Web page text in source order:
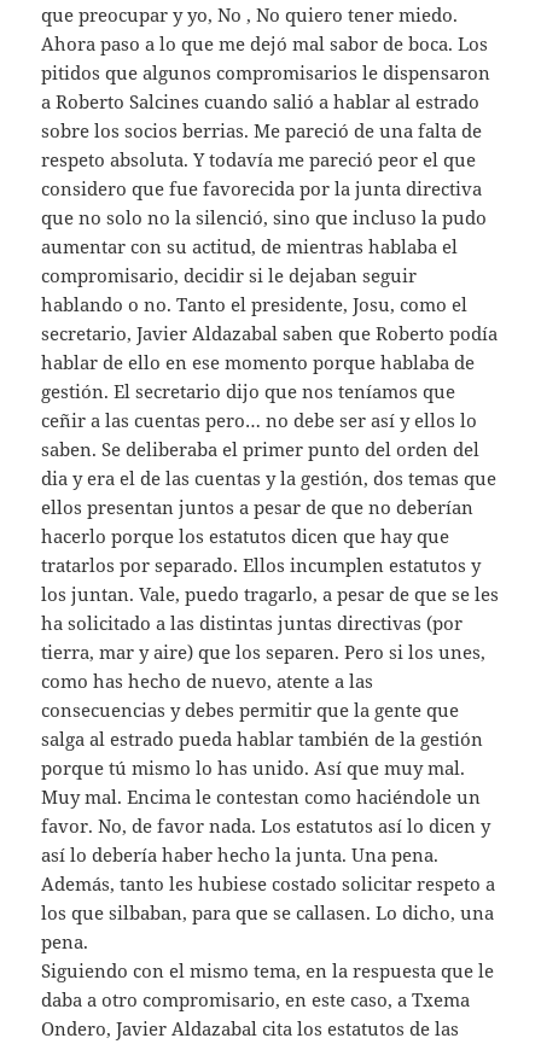
que preocupar y yo, No , No quiero tener miedo.
Ahora paso a lo que me dejó mal sabor de boca. Los
pitidos que algunos compromisarios le dispensaron
a Roberto Salcines cuando salió a hablar al estrado
sobre los socios berrias. Me pareció de una falta de
respeto absoluta. Y todavía me pareció peor el que
considero que fue favorecida por la junta directiva
que no solo no la silenció, sino que incluso la pudo
aumentar con su actitud, de mientras hablaba el
compromisario, decidir si le dejaban seguir
hablando o no. Tanto el presidente, Josu, como el
secretario, Javier Aldazabal saben que Roberto podía
hablar de ello en ese momento porque hablaba de
gestión. El secretario dijo que nos teníamos que
ceñir a las cuentas pero… no debe ser así y ellos lo
saben. Se deliberaba el primer punto del orden del
dia y era el de las cuentas y la gestión, dos temas que
ellos presentan juntos a pesar de que no deberían
hacerlo porque los estatutos dicen que hay que
tratarlos por separado. Ellos incumplen estatutos y
los juntan. Vale, puedo tragarlo, a pesar de que se les
ha solicitado a las distintas juntas directivas (por
tierra, mar y aire) que los separen. Pero si los unes,
como has hecho de nuevo, atente a las
consecuencias y debes permitir que la gente que
salga al estrado pueda hablar también de la gestión
porque tú mismo lo has unido. Así que muy mal.
Muy mal. Encima le contestan como haciéndole un
favor. No, de favor nada. Los estatutos así lo dicen y
así lo debería haber hecho la junta. Una pena.
Además, tanto les hubiese costado solicitar respeto a
los que silbaban, para que se callasen. Lo dicho, una
pena.
Siguiendo con el mismo tema, en la respuesta que le
daba a otro compromisario, en este caso, a Txema
Ondero, Javier Aldazabal cita los estatutos de las